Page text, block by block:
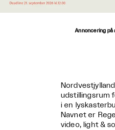
Annoncering på
udstillingsrum
i en
Navnet er
video, light &